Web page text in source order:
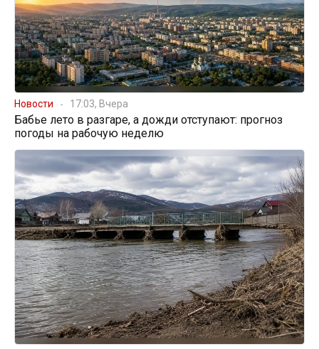
Новости 17:03, Вчера
Бабье лето в разгаре, а дожди отступают: прогноз
погоды на рабочую неделю